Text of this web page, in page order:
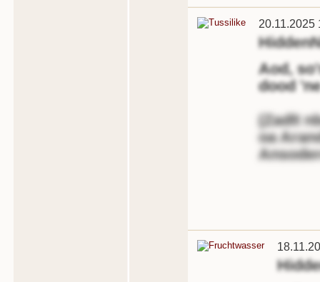
20.11.2025
Aod,
dood
(Zadlt
oa